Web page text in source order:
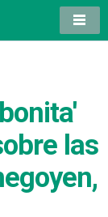
las